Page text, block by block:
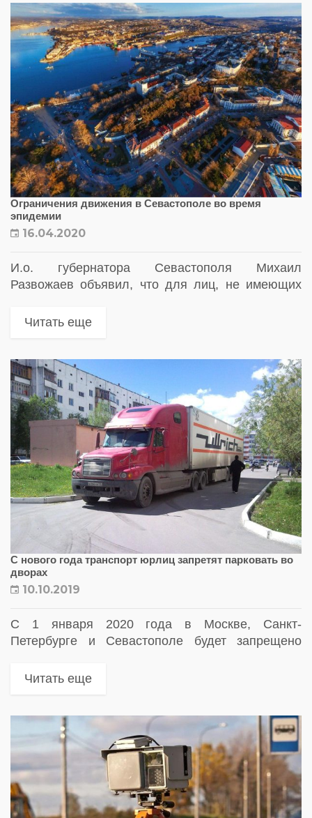
Ограничения движения в Cевастополе во время
эпидемии
16.04.2020
И.о. губернатора Севастополя Михаил
Развожаев объявил, что для лиц, не имеющих
города, установлен особый порядок
Читать еще
С нового года транспорт юрлиц запретят парковать во
дворах
10.10.2019
С 1 января 2020 года в Москве, Санкт-
Петербурге и Севастополе будет запрещено
принадлежащий юрлицам и ИП
Читать еще